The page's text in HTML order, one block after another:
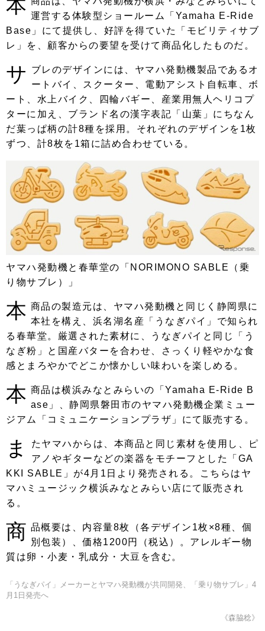
本 運営する体験型ショールーム「Yamaha E-Ride
Base」にて提供し、好評を得ていた「モビリティサブ
レ」を、顧客からの要望を受けて商品化したものだ。
サ
ブレのデザインには、ヤマハ発動機製品であるオ
ートバイ、スクーター、電動アシスト自転車、ボ
ート、水上バイク、四輪バギー、産業用無人ヘリコプ
ターに加え、ブランド名の漢字表記「山葉」にちなん
だ葉っぱ柄の計8種を採用。それぞれのデザインを1枚
ずつ、計8枚を1箱に詰め合わせている。
ヤマハ発動機と春華堂の「NORIMONO SABLE（乗
り物サブレ）」
本 商品の製造元は、ヤマハ発動機と同じく静岡県に
本社を構え、浜名湖名産「うなぎパイ」で知られ
る春華堂。厳選された素材に、うなぎパイと同じ「う
なぎ粉」と国産バターを合わせ、さっくり軽やかな食
感とまろやかでどこか懐かしい味わいを楽しめる。
本 商品は横浜みなとみらいの「Yamaha E-Ride B
ase」、静岡県磐田市のヤマハ発動機企業ミュー
ジアム「コミュニケーションプラザ」にて販売する。
ま
たヤマハからは、本商品と同じ素材を使用し、ピ
アノやギターなどの楽器をモチーフとした「GA
KKI SABLE」が4月1日より発売される。こちらはヤ
マハミュージック横浜みなとみらい店にて販売され
る。
商 品概要は、内容量8枚（各デザイン1枚×8種、個
別包装）、価格1200円（税込）。アレルギー物
質は卵・小麦・乳成分・大豆を含む。
「うなぎパイ」メーカーとヤマハ発動機が共同開発、「乗り物サブレ」4
月1日発売へ
《森脇稔》